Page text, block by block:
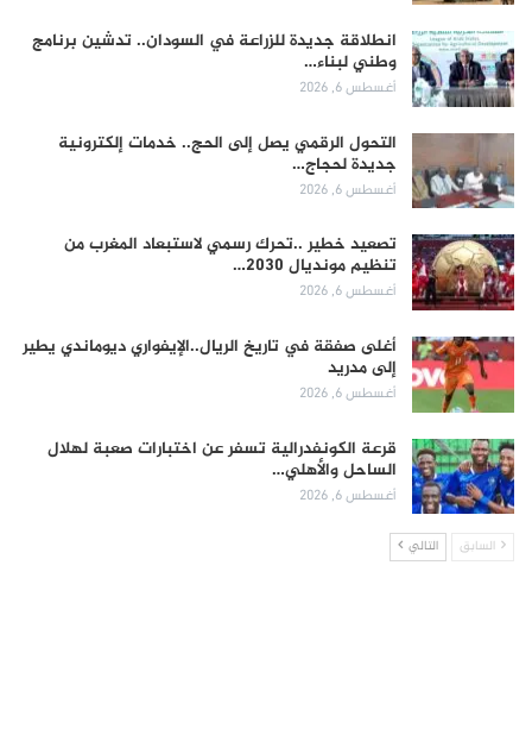
انطلاقة جديدة للزراعة في السودان.. تدشين برنامج
وطني لبناء…
أغسطس 6, 2026
التحول الرقمي يصل إلى الحج.. خدمات إلكترونية
جديدة لحجاج…
أغسطس 6, 2026
تصعيد خطير ..تحرك رسمي لاستبعاد المغرب من
تنظيم مونديال 2030…
أغسطس 6, 2026
أغلى صفقة في تاريخ الريال..الإيفواري ديوماندي يطير
إلى مدريد
أغسطس 6, 2026
قرعة الكونفدرالية تسفر عن اختبارات صعبة لهلال
الساحل والأهلي…
أغسطس 6, 2026
السابق التالي